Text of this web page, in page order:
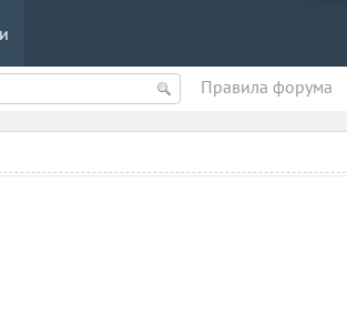
Правила форума